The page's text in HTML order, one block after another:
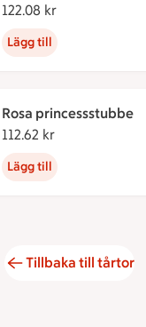
122.08 kr
Lägg till
Rosa princessstubbe
112.62 kr
Lägg till
Tillbaka till tårtor